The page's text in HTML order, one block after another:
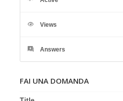
Views
Answers
FAI UNA DOMANDA